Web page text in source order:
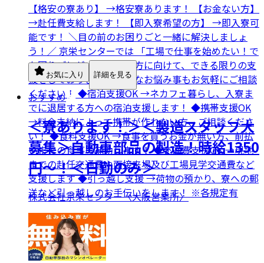
【格安の寮あり】 →格安寮あります！ 【お金ない方】
→赴任費支給します！ 【即入寮希望の方】 →即入寮可
能です！ ＼目の前のお困りごと一緒に解決しましょ
う！／ 京栄センターでは 「工場で仕事を始めたい！で
も困りごとが…」 そんな方に向けて、できる限りの支
援をしております！ どんなお悩み事もお気軽にご相談
ください！ ◆宿泊支援OK →ネカフェ暮らし、入寮ま
でに退居する方への宿泊支援します！ ◆携帯支援OK
→料金未納によって携帯が作れない方、ご相談くださ
い！ ◆食料支援OK →食事を買うお金が無い方、前払
いまでの食事の補助します！ ◆交通費支援OK →現地
までの赴任交通費や面接来場及び工場見学交通費など
支援します ◆引っ越し支援 →荷物の預かり、寮への郵
送など引っ越しのお手伝いをします！ ※各規定有
お気に入り 詳細を見る
おすすめ
＜寮あります！＞＜製造スタッフ大
募集＞自動車部品の製造！時給1350
円～！＜日勤のみ＞
株式会社京栄センター〈大阪営業所〉